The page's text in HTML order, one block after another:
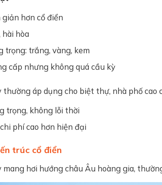
hơn cổ điển
hài hòa
trọng: trắng, vàng, kem
cấp nhưng không quá cầu kỳ
thường áp dụng cho biệt thự, nhà phố cao
trọng, không lỗi thời
phí cao hơn hiện đại
trúc cổ điển
mang hơi hướng châu Âu hoàng gia,